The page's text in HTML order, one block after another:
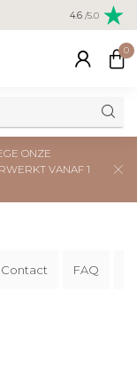
Veilig
creditcard
4.6 /5.0
0
ONZE
VANAF 1
Contact FAQ